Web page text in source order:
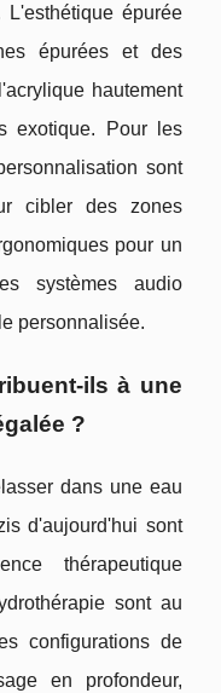
épurée
épurées et des
hautement
exotique. Pour les
sont
cibler des zones
pour un
systèmes audio
personnalisée.
ils à une
?
dans une eau
d'aujourd'hui sont
thérapeutique
sont au
configurations de
en profondeur,